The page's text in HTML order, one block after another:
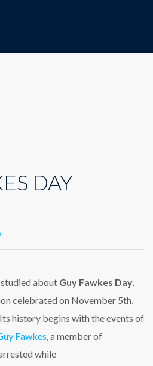
DAY
en
about Guy Fawkes Day.
celebrated on November 5th,
history begins with the events of
Fawkes, a member of
while